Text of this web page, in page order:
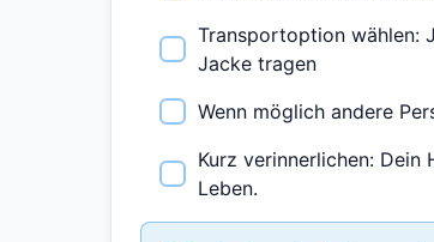
Transportoption wählen:
Jacke tragen
Wenn möglich andere
Kurz verinnerlichen:
Leben.